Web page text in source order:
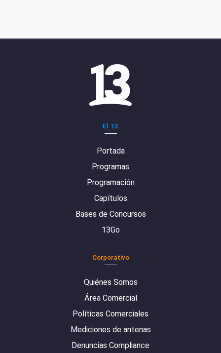
El 13
Portada
Programas
Programación
Capítulos
Bases de Concursos
13Go
Corporativo
Quiénes Somos
Área Comercial
Políticas Comerciales
Mediciones de antenas
Denuncias Compliance